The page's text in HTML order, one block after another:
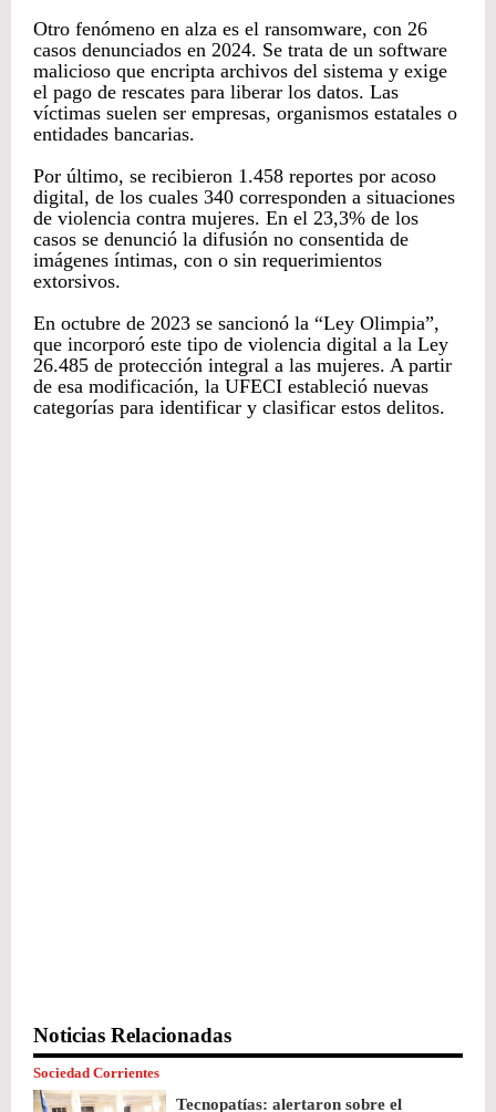
Otro fenómeno en alza es el ransomware, con 26
casos denunciados en 2024. Se trata de un software
malicioso que encripta archivos del sistema y exige
el pago de rescates para liberar los datos. Las
víctimas suelen ser empresas, organismos estatales o
entidades bancarias.
Por último, se recibieron 1.458 reportes por acoso
digital, de los cuales 340 corresponden a situaciones
de violencia contra mujeres. En el 23,3% de los
casos se denunció la difusión no consentida de
imágenes íntimas, con o sin requerimientos
extorsivos.
En octubre de 2023 se sancionó la “Ley Olimpia”,
que incorporó este tipo de violencia digital a la Ley
26.485 de protección integral a las mujeres. A partir
de esa modificación, la UFECI estableció nuevas
categorías para identificar y clasificar estos delitos.
Noticias Relacionadas
Sociedad Corrientes
Tecnopatías: alertaron sobre el